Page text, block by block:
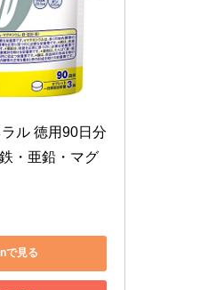
ル 徳用90日分
・亜鉛・マグ
で見る